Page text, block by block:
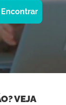
VEJA